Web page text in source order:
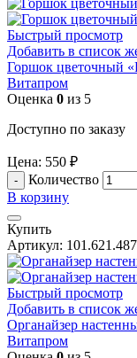
Быстрый просмотр
Добавить в список
Горшок цветочный
Витапром
Оценка 0 из 5
Доступно по заказу
Цена: 550 ₽
Количество
В корзину
Купить
Артикул: 101.621.487
Быстрый просмотр
Добавить в список
Органайзер
Витапром